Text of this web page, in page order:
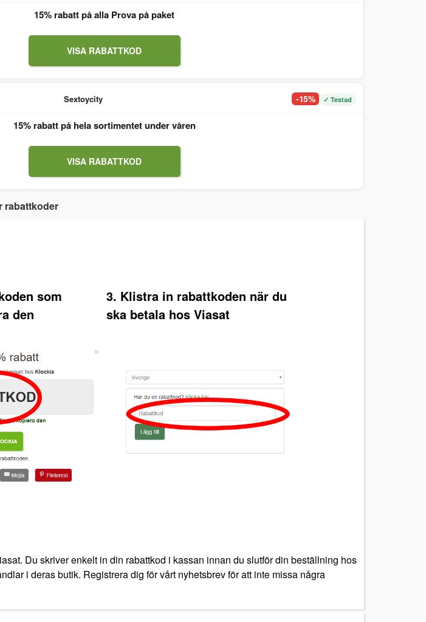
15% rabatt på alla Prova på paket
VISA RABATTKOD
Sextoycity -15% ✓ Testad
15% rabatt på hela sortimentet under våren
VISA RABATTKOD
rabattkoder
som
den
3. Klistra in rabattkoden när du
ska betala hos Viasat
Du skriver enkelt in din rabattkod i kassan innan du slutför din beställning hos
i deras butik. Registrera dig för vårt nyhetsbrev för att inte missa några